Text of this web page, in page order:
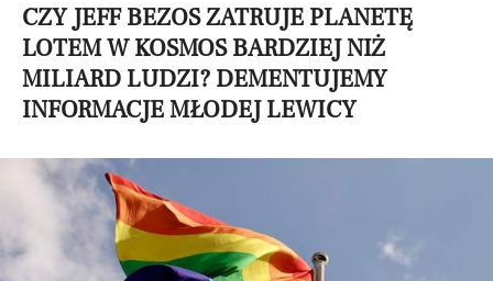
CZY JEFF BEZOS ZATRUJE PLANETĘ
LOTEM W KOSMOS BARDZIEJ NIŻ
MILIARD LUDZI? DEMENTUJEMY
INFORMACJE MŁODEJ LEWICY